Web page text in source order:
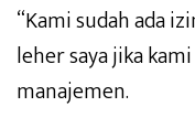
“Kami sudah ada
leher saya jika
manajemen.